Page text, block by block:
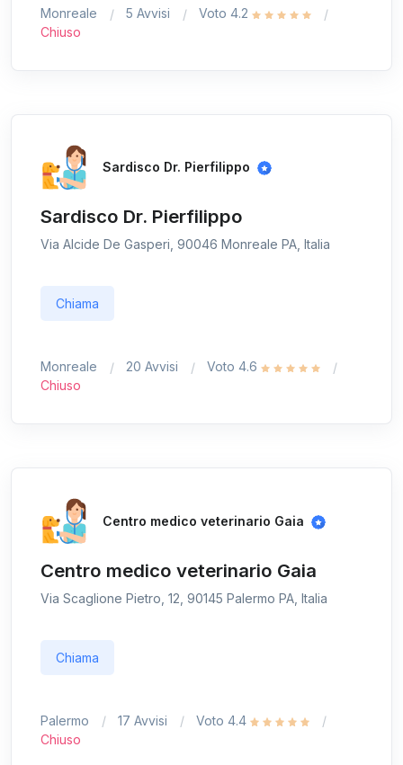
Monreale 5 Avvisi
Voto 4.2
Chiuso
Sardisco Dr. Pierfilippo
Sardisco Dr. Pierfilippo
Via Alcide De Gasperi, 90046 Monreale PA, Italia
Chiama
Monreale 20 Avvisi
Voto 4.6
Chiuso
Centro medico veterinario Gaia
Centro medico veterinario Gaia
Via Scaglione Pietro, 12, 90145 Palermo PA, Italia
Chiama
Palermo 17 Avvisi
Voto 4.4
Chiuso